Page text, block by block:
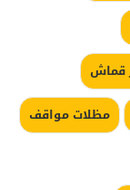
قماش
مظلات مواقف